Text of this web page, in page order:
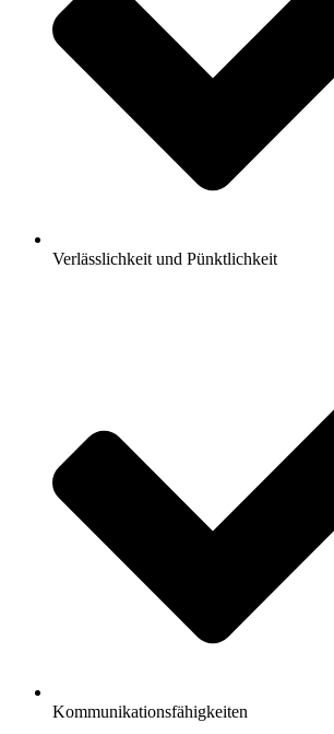
Verlässlichkeit und Pünktlichkeit
Kommunikationsfähigkeiten